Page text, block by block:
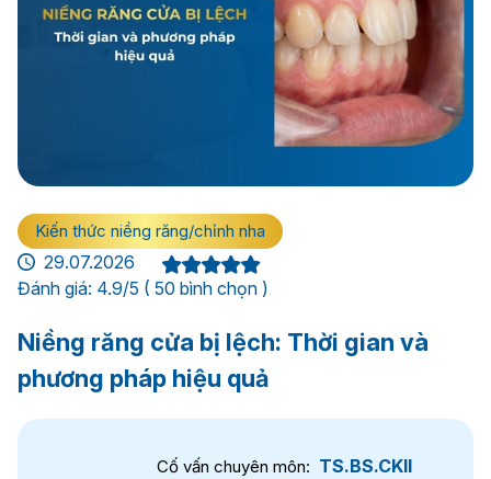
Kiến thức niềng răng/chỉnh nha
29.07.2026
Đánh giá: 4.9/5 ( 50 bình chọn )
Niềng răng cửa bị lệch: Thời gian và
phương pháp hiệu quả
Cố vấn chuyên môn: TS.BS.CKII